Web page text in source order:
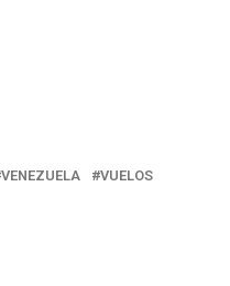
VENEZUELA VUELOS